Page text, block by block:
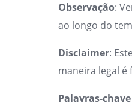
Observação:
ao longo do
Disclaimer:
maneira legal
Palavras-